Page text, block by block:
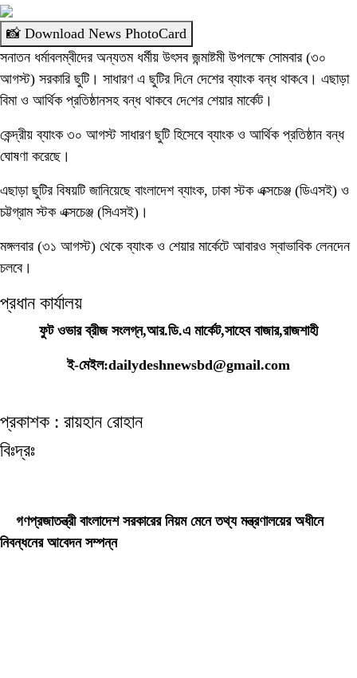
📸 Download News PhotoCard
সনাতন ধর্মাবলম্বীদের অন্যতম ধর্মীয় উৎসব জন্মাষ্টমী উপলক্ষে সোমবার (৩০
আগস্ট) সরকারি ছুটি। সাধারণ এ ছু‌টির দি‌নে দেশের ব্যাংক বন্ধ থাক‌বে। এছাড়া
বিমা ও আর্থিক প্রতিষ্ঠানসহ বন্ধ থাকবে দে‌শের শেয়ার মার্কেট।
কেন্দ্রীয় ব্যাংক ৩০ আগস্ট সাধারণ ছুটি হিসেবে ব্যাংক ও আর্থিক প্রতিষ্ঠান বন্ধ
ঘোষণা করেছে।
এছাড়া ছুটির বিষয়টি জানিয়েছে বাংলাদেশ ব্যাংক, ঢাকা স্টক এক্সচেঞ্জ (ডিএসই) ও
চট্টগ্রাম স্টক এক্সচেঞ্জ (সিএসই)।
মঙ্গলবার (৩১ আগস্ট) থেকে ব্যাংক ও শেয়ার মার্কেটে আবারও স্বাভাবিক লেনদেন
চলবে।
প্রধান কার্যালয়
ফুট ওভার ব্রীজ সংলগ্ন,আর.ডি.এ মার্কেট,সাহেব বাজার,রাজশাহী
ই-মেইল:dailydeshnewsbd@gmail.com
প্রকাশক : রায়হান রোহান
বিঃদ্রঃ
গণপ্রজাতন্ত্রী বাংলাদেশ সরকারের নিয়ম মেনে তথ্য মন্ত্রণালয়ের অধীনে
নিবন্ধনের আবেদন সম্পন্ন